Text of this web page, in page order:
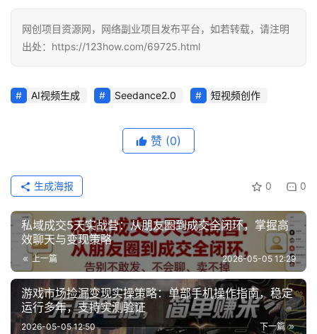
福
缘
创
网
网创项目资源网，网络副业项目发布平台，如若转载，请注明
出处：https://123how.com/69725.html
AI视频生成 Seedance2.0 短视频创作
赞 (0)
0 0
生成海报
私域成交5天实战营：从朋友圈到成交全闭环，掌握高
效聊天与变现策略
上一篇 2026-05-05 12:29
游戏市场捡漏变现实操策略：单部手机操作指南，稳定
运行多年，支持实测验证
下一篇
2026-05-05 12:50